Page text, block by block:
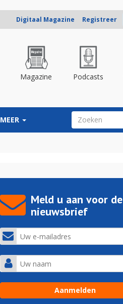
Digitaal Magazine Registreer
Magazine Podcasts
MEER ZOEKVELD
Meld u aan voor de
nieuwsbrief